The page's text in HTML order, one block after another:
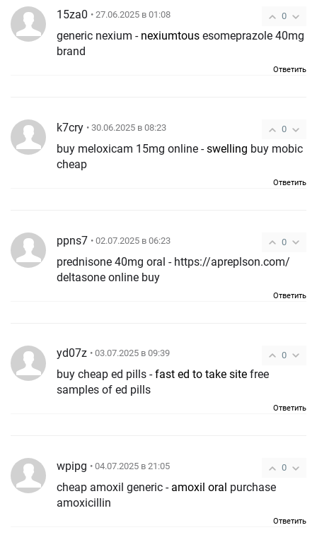
0
15za0 • 27.06.2025 в 01:08
generic nexium - nexiumtous
brand
Ответить
0
k7cry • 30.06.2025 в 08:23
buy meloxicam 15mg online -swelling
cheap
Ответить
0
ppns7 • 02.07.2025 в 06:23
prednisone 40mg oral - https://apreplson.com/
deltasone online buy
Ответить
0
yd07z • 03.07.2025 в 09:39
buy cheap ed pills -fast ed to take site free
samples of ed pills
Ответить
0
wpipg • 04.07.2025 в 21:05
cheap amoxil generic - amoxil oral purchase
amoxicillin
Ответить